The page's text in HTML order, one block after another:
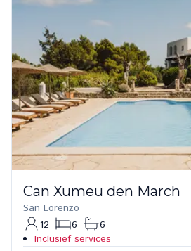
Can Xumeu den March
San Lorenzo
12
6
6
Inclusief services